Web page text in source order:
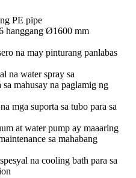
PE pipe
hanggang Ø1600 mm
na may pinturang panlabas
na water spray sa
mahusay na paglamig ng
mga suporta sa tubo para sa
at water pump ay maaaring
sa mahabang
na cooling bath para sa